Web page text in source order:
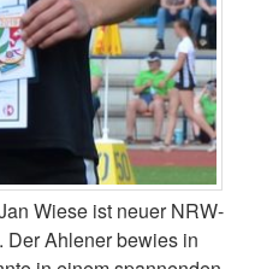
Wiese ist neuer NRW-
Der Ahlener bewies in